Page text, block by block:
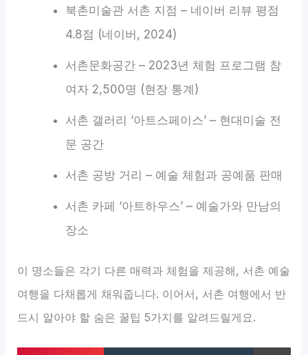
북촌미술관 서촌 지점 – 네이버 리뷰 평점
4.8점 (네이버, 2024)
서촌문화공간 – 2023년 체험 프로그램 참
여자 2,500명 (현장 통계)
서촌 갤러리 ‘아트스페이스’ – 현대미술 전
문 공간
서촌 공방 거리 – 예술 체험과 공예품 판매
서촌 카페 ‘아트하우스’ – 예술가와 만남의
장소
이 명소들은 각기 다른 매력과 체험을 제공해, 서촌 예술
여행을 다채롭게 채워줍니다. 이어서, 서촌 여행에서 반
드시 알아야 할 숨은 꿀팁 5가지를 알려드릴게요.